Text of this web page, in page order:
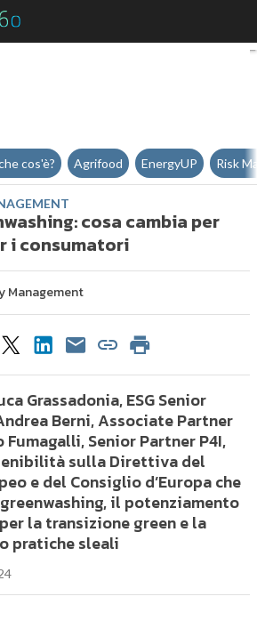
Direttiva Greenwashing: cosa
cos'è? Agrifood EnergyUP Risk
cosa cambia per
i consumatori
Management
Grassadonia, ESG Senior
Berni, Associate Partner
Fumagalli, Senior Partner P4I,
sulla Direttiva del
e del Consiglio d’Europa che
il potenziamento
la transizione green e la
pratiche sleali